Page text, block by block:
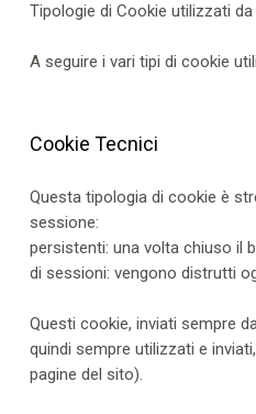
Tipologie di Cookie utilizzati da
A seguire i vari tipi di cookie
Cookie Tecnici
Questa tipologia di cookie è
sessione:
persistenti: una volta chiuso il
di sessioni: vengono distrutti
Questi cookie, inviati sempre
quindi sempre utilizzati e
pagine del sito).